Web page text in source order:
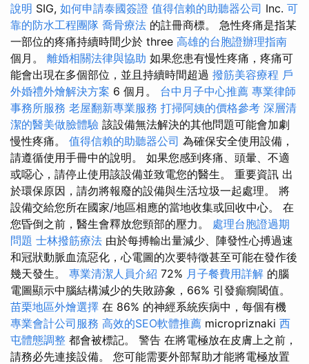
說明 SIG, 如何申請泰國簽證 值得信賴的助聽器公司 Inc. 可
靠的防水工程團隊 喬骨療法 的註冊商標。 急性疼痛是指某
一部位的疼痛持續時間少於 three 高雄的台胞證辦理指南
個月。 離婚相關法律與協助 如果您患有慢性疼痛，疼痛可
能會出現在多個部位，並且持續時間超過 撥筋美容療程 戶
外婚禮外燴解決方案 6 個月。 台中月子中心推薦 專業律師
事務所服務 老屋翻新專業服務 打掃阿姨的價格參考 深層清
潔的醫美做臉體驗 該設備無法解決的其他問題可能會加劇
慢性疼痛。 值得信賴的助聽器公司 為確保安全使用設備，
請遵循使用手冊中的說明。 如果您感到疼痛、頭暈、不適
或噁心，請停止使用該設備並致電您的醫生。 重要資訊 出
於環保原因，請勿將報廢的設備與生活垃圾一起處理。 將
設備交給您所在國家/地區相應的當地收集或回收中心。 在
您昏倒之前，醫生會釋放您頸部的壓力。 處理台胞證過期
問題 士林撥筋療法 由於每搏輸出量減少、陣發性心搏過速
和冠狀動脈血流惡化，心電圖的次要特徵甚至可能在發作後
幾天發生。 專業清潔人員介紹 72% 月子餐費用詳解 的腦
電圖顯示中腦結構減少的失敗跡象，66% 引發癲癇閾值。
苗栗地區外燴選擇 在 86% 的神經系統疾病中，每個有機
專業會計公司服務 高效的SEO軟體推薦 micropriznaki 西
屯體態調整 都會被標記。 警告 在將電極放在皮膚上之前，
請務必先連接設備。 您可能需要外部幫助才能將電極放置